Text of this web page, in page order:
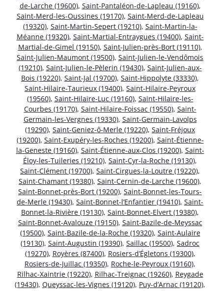
de-Larche (19600), Saint-Pantaléon-de-Lapleau (19160),
Saint-Merd-les-Oussines (19170), Saint-Merd-de-Lapleau
(19320), Saint-Martin-Sepert (19210), Saint-Martin-la-
Méanne (19320), Saint-Martial-Entraygues (19400), Saint-
Martial-de-Gimel (19150), Saint-Julien-près-Bort (19110),
Saint-Julien-Maumont (19500), Saint-Julien-le-Vendômois
(19210), Saint-Julien-le-Pèlerin (19430), Saint-Julien-aux-
Bois (19220), Saint-Jal (19700), Saint-Hippolyte (33330),
Saint-Hilaire-Taurieux (19400), Saint-Hilaire-Peyroux
(19560), Saint-Hilaire-Luc (19160), Saint-Hilaire-les-
Courbes (19170), Saint-Hilaire-Foissac (19550), Saint-
Germain-les-Vergnes (19330), Saint-Germain-Lavolps
(19290), Saint-Geniez-ô-Merle (19220), Saint-Fréjoux
(19200), Saint-Exupéry-les-Roches (19200), Saint-Étienne-
la-Geneste (19160), Saint-Étienne-aux-Clos (19200), Saint-
Éloy-les-Tuileries (19210), Saint-Cyr-la-Roche (19130),
Saint-Clément (19700), Saint-Cirgues-la-Loutre (19220),
Saint-Chamant (19380), Saint-Cernin-de-Larche (19600),
Saint-Bonnet-près-Bort (19200), Saint-Bonnet-les-Tours-
de-Merle (19430), Saint-Bonnet-l’Enfantier (19410), Saint-
Bonnet-la-Rivière (19130), Saint-Bonnet-Elvert (19380),
Saint-Bonnet-Avalouze (19150), Saint-Bazile-de-Meyssac
(19500), Saint-Bazile-de-la-Roche (19320), Saint-Aulaire
(19130), Saint-Augustin (19390), Saillac (19500), Sadroc
(19270), Royères (87400), Rosiers-d’Égletons (19300),
Rosiers-de-Juillac (19350), Roche-le-Peyroux (19160),
Rilhac-Xaintrie (19220), Rilhac-Treignac (19260), Reygade
(19430), Queyssac-les-Vignes (19120), Puy-d’Arnac (19120),